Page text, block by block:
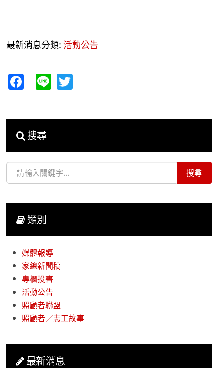
最新消息分類: 活動公告
Facebook
Line
搜尋
類別
媒體報導
家總新聞稿
專欄投書
活動公告
照顧者聯盟
照顧者／志工故事
最新消息